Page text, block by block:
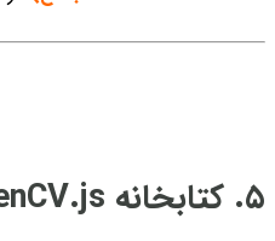
۵. کتابخانه OpenCV.js